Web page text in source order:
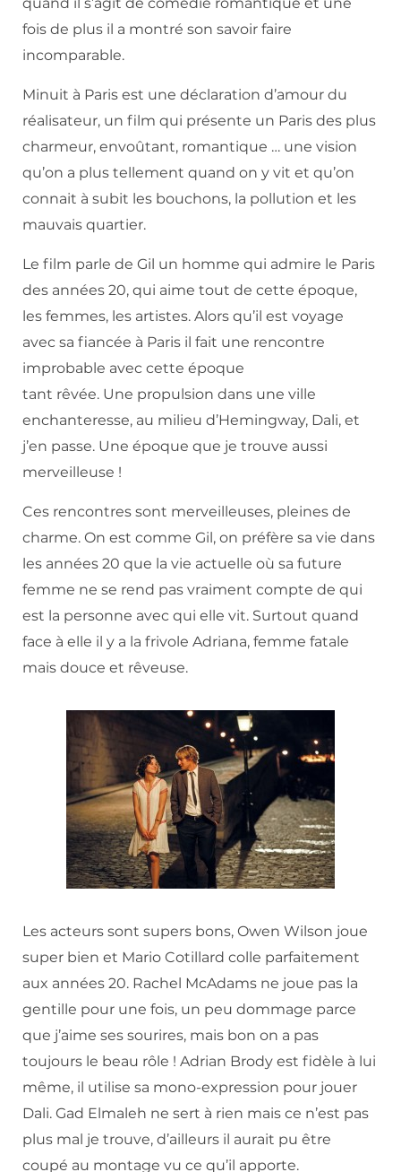
quand il s’agit de comédie romantique et une
fois de plus il a montré son savoir faire
incomparable.
Minuit à Paris est une déclaration d’amour du
réalisateur, un film qui présente un Paris des plus
charmeur, envoûtant, romantique … une vision
qu’on a plus tellement quand on y vit et qu’on
connait à subit les bouchons, la pollution et les
mauvais quartier.
Le film parle de Gil un homme qui admire le Paris
des années 20, qui aime tout de cette époque,
les femmes, les artistes. Alors qu’il est voyage
avec sa fiancée à Paris il fait une rencontre
improbable avec cette époque
tant rêvée. Une propulsion dans une ville
enchanteresse, au milieu d’Hemingway, Dali, et
j’en passe. Une époque que je trouve aussi
merveilleuse !
Ces rencontres sont merveilleuses, pleines de
charme. On est comme Gil, on préfère sa vie dans
les années 20 que la vie actuelle où sa future
femme ne se rend pas vraiment compte de qui
est la personne avec qui elle vit. Surtout quand
face à elle il y a la frivole Adriana, femme fatale
mais douce et rêveuse.
Les acteurs sont supers bons, Owen Wilson joue
super bien et Mario Cotillard colle parfaitement
aux années 20. Rachel McAdams ne joue pas la
gentille pour une fois, un peu dommage parce
que j’aime ses sourires, mais bon on a pas
toujours le beau rôle ! Adrian Brody est fidèle à lui
même, il utilise sa mono-expression pour jouer
Dali. Gad Elmaleh ne sert à rien mais ce n’est pas
plus mal je trouve, d’ailleurs il aurait pu être
coupé au montage vu ce qu’il apporte.